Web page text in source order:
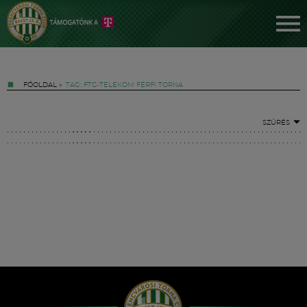
FŐOLDAL » TAG: FTC-TELEKOM FÉRFI TORNA
SZŰRÉS
Hírek